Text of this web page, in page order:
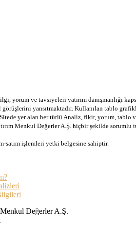
yorum ve tavsiyeleri yatırım danışmanlığı
yansıtmaktadır. Kullanılan tablo
yer alan her türlü Analiz, fikir, yorum,
Menkul Değerler A.Ş. hiçbir şekilde
satım işlemleri yetki belgesine sahiptir.
Değerler A.Ş.